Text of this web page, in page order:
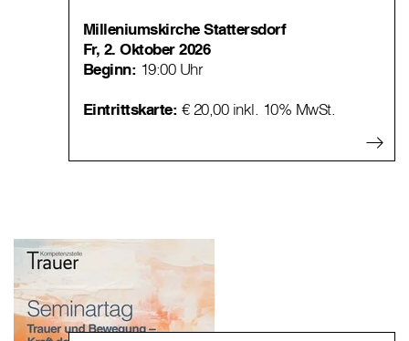
Milleniumskirche Stattersdorf
Fr, 2. Oktober 2026
Beginn: 19:00 Uhr
Eintrittskarte: € 20,00 inkl. 10% MwSt.